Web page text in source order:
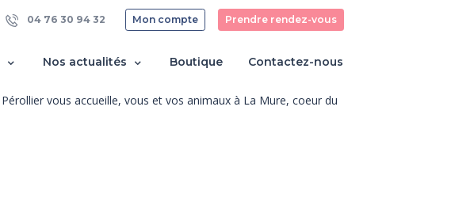
Nos actualités Boutique Contactez-nous
04 76 30 94 32 Mon compte Prendre rendez-vous